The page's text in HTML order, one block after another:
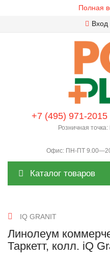
Полная
Вход
+7 (495) 971-2015
Розничная
Офис: ПН-ПТ
Каталог товаров
IQ GRANIT
Линолеум
Таркетт, колл. iQ